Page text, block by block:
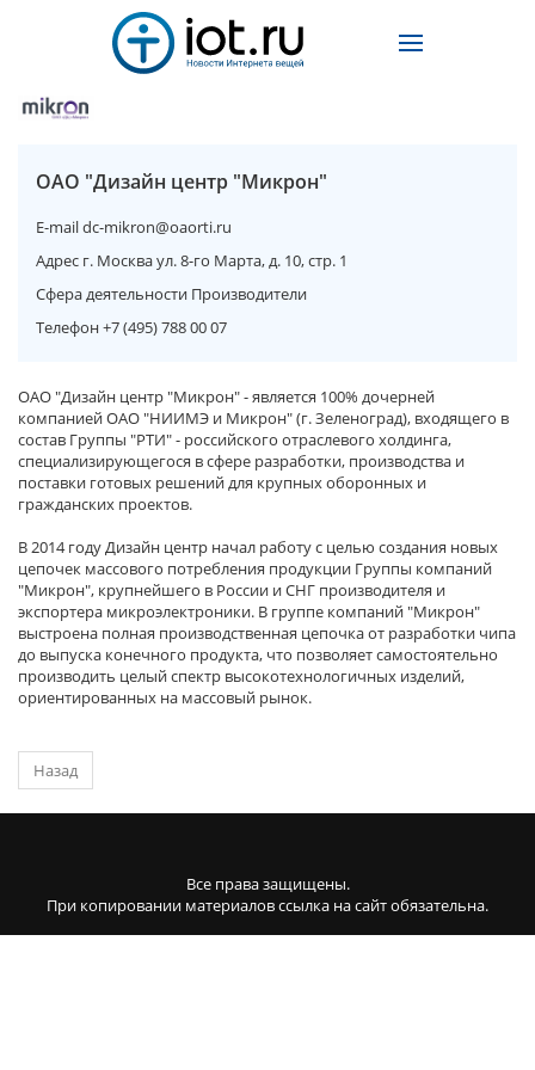
ОАО "Дизайн центр "Микрон"
E-maildc-mikron@oaorti.ru
Адрес г. Москва ул. 8-го Марта, д. 10, стр. 1
Сфера деятельности Производители
Телефон+7 (495) 788 00 07
ОАО "Дизайн центр "Микрон" - является 100% дочерней
компанией ОАО "НИИМЭ и Микрон" (г. Зеленоград), входящего в
состав Группы "РТИ" - российского отраслевого холдинга,
специализирующегося в сфере разработки, производства и
поставки готовых решений для крупных оборонных и
гражданских проектов.
В 2014 году Дизайн центр начал работу с целью создания новых
цепочек массового потребления продукции Группы компаний
"Микрон", крупнейшего в России и СНГ производителя и
экспортера микроэлектроники. В группе компаний "Микрон"
выстроена полная производственная цепочка от разработки чипа
до выпуска конечного продукта, что позволяет самостоятельно
производить целый спектр высокотехнологичных изделий,
ориентированных на массовый рынок.
Назад
Все права защищены.
При копировании материалов ссылка на сайт обязательна.